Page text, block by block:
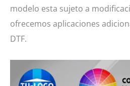
modelo esta sujeto a
ofrecemos aplicaciones
DTF.